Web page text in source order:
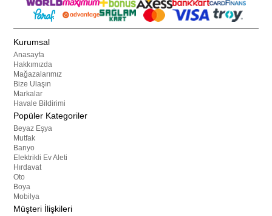
Kurumsal
Anasayfa
Hakkımızda
Mağazalarımız
Bize Ulaşın
Markalar
Havale Bildirimi
Popüler Kategoriler
Beyaz Eşya
Mutfak
Banyo
Elektrikli Ev Aleti
Hırdavat
Oto
Boya
Mobilya
Müşteri İlişkileri